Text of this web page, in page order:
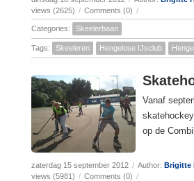
views (2625) / Comments (0) /
Categories: Skeelerbaan
Tags: Skeeleren Hengelose IJsclub
Vanaf
op de
zaterdag 15 september 2012 / Author: Brigitte
views (5981) / Comments (0) /